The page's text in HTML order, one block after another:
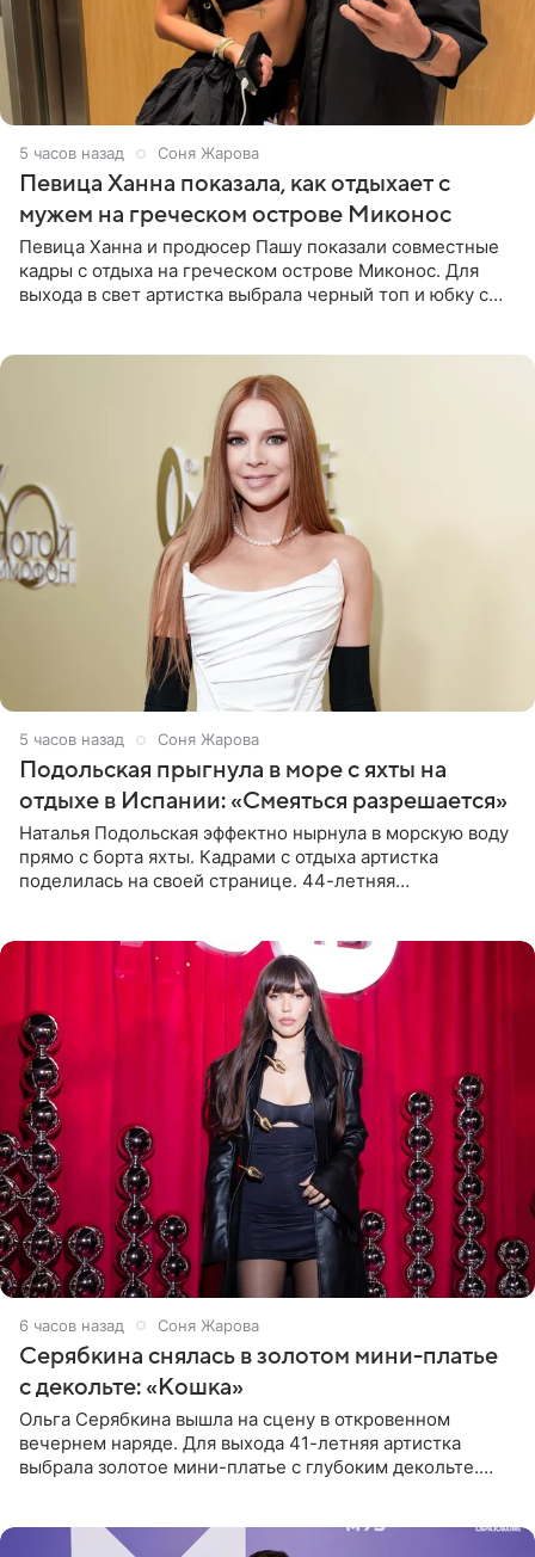
5 часов назад Соня Жарова
Певица Ханна показала, как отдыхает с
мужем на греческом острове Миконос
Певица Ханна и продюсер Пашу показали совместные
кадры с отдыха на греческом острове Миконос. Для
выхода в свет артистка выбрала черный топ и юбку с
5 часов назад Соня Жарова
Подольская прыгнула в море с яхты на
отдыхе в Испании: «Смеяться разрешается»
Наталья Подольская эффектно нырнула в морскую воду
прямо с борта яхты. Кадрами с отдыха артистка
поделилась на своей странице. 44-летняя
6 часов назад Соня Жарова
Серябкина снялась в золотом мини-платье
с декольте: «Кошка»
Ольга Серябкина вышла на сцену в откровенном
вечернем наряде. Для выхода 41-летняя артистка
выбрала золотое мини-платье с глубоким декольте.